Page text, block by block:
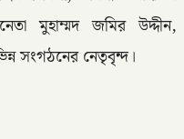
মুহাম্মদ জমির উদ্দীন,
সংগঠনের নেতৃবৃন্দ।